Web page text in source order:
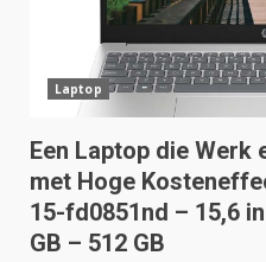
Laptop
Een Laptop die Werk
met Hoge
15-fd0851nd – 15,6
GB – 512 GB